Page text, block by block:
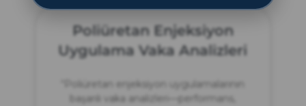
Poliüretan Enjeksiyon
Uygulama Vaka Analizleri
“Poliüretan enjeksiyon uygulamalarının
başarılı vaka analizleri—performans,